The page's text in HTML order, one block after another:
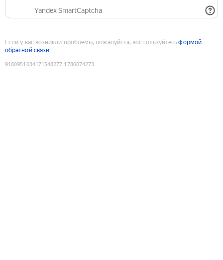
Yandex SmartCaptcha
Если у вас возникли проблемы, пожалуйста, воспользуйтесьформой
обратной связи
9180951034171548277:1786074273